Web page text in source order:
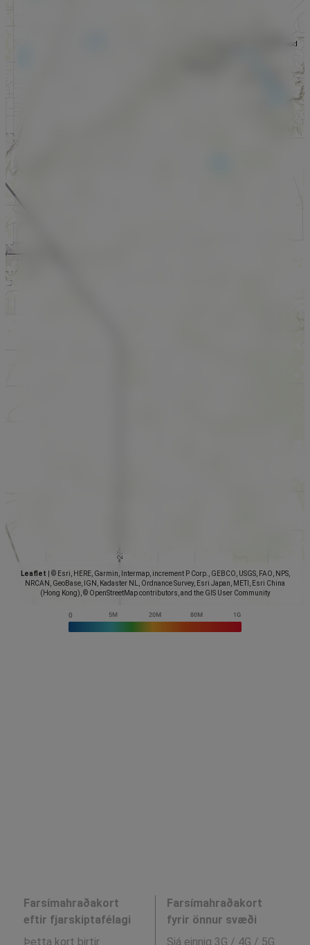
Leaflet
© Esri, HERE, Garmin, Intermap, increment P Corp., GEBCO, USGS, FAO, NPS,
NRCAN, GeoBase, IGN, Kadaster NL, Ordnance Survey, Esri Japan, METI, Esri China
(Hong Kong), © OpenStreetMap contributors, and the GIS User Community
Farsímahraðakort
eftir fjarskiptafélagi
Þetta kort birtir
Farsímahraðakort
fyrir önnur svæði
Sjá einnig 3G / 4G / 5G